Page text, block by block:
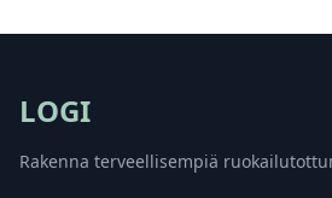
LOGI
Rakenna terveellisempiä